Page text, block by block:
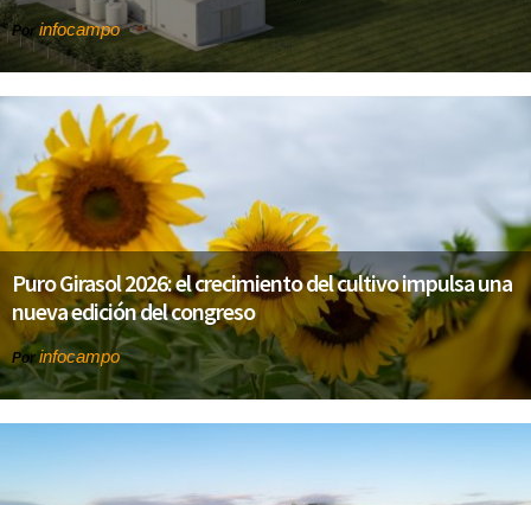
Por infocampo
Puro Girasol 2026: el crecimiento del cultivo impulsa una
nueva edición del congreso
Por infocampo